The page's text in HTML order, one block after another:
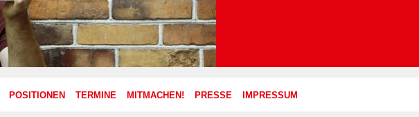
POSITIONEN TERMINE MITMACHEN! PRESSE IMPRESSUM